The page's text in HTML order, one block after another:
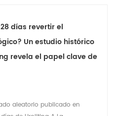
días revertir el
Un estudio histórico
revela el papel clave de
aleatorio publicado en